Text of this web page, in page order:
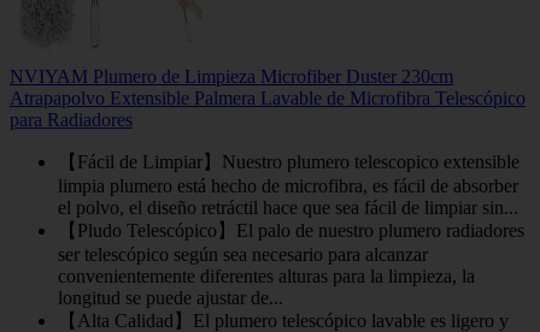
NVIYAM Plumero de Limpieza Microfiber Duster 230cm
Atrapapolvo Extensible Palmera Lavable de Microfibra Telescópico
para Radiadores
【Fácil de Limpiar】Nuestro plumero telescopico extensible
limpia plumero está hecho de microfibra, es fácil de absorber
el polvo, el diseño retráctil hace que sea fácil de limpiar sin...
【Pludo Telescópico】El palo de nuestro plumero radiadores
ser telescópico según sea necesario para alcanzar
convenientemente diferentes alturas para la limpieza, la
longitud se puede ajustar de...
【Alta Calidad】El plumero telescópico lavable es ligero y